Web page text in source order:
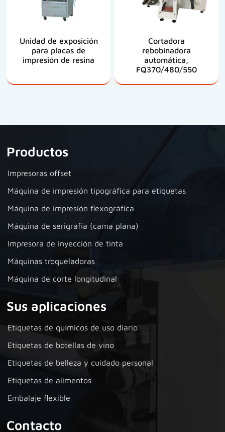
Unidad de exposición
para placas de
impresión de resina
Cortadora
rebobinadora
automática,
FQ370/480/550
Productos
Impresoras offset
Máquina de impresión tipográfica para etiquetas
Máquina de impresión flexográfica
Máquina de serigrafía (cama plana)
Impresora de inyección de tinta
Máquinas troqueladoras
Máquina de corte longitudinal
Sus aplicaciones
Etiquetas de químicos de uso diario
Etiquetas de botellas de vino
Etiquetas de belleza y cuidado personal
Etiquetas de alimentos
Embalaje flexible
Contacto